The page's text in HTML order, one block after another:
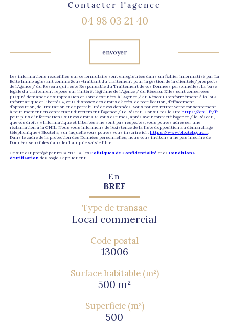
Contacter l'agence
04 98 03 21 40
envoyer
Les informations recueillies sur ce formulaire sont enregistrées dans un fichier informatisé par La
Boite Immo agissant comme Sous-traitant du traitement pour la gestion de la clientèle/prospects
de l'Agence / du Réseau qui reste Responsable du Traitement de vos Données personnelles. La base
légale du traitement repose sur l'intérêt légitime de l'Agence / du Réseau. Elles sont conservées
jusqu'à demande de suppression et sont destinées à l'Agence / au Réseau. Conformément à la loi «
informatique et libertés », vous disposez des droits d’accès, de rectification, d’effacement,
d’opposition, de limitation et de portabilité de vos données. Vous pouvez retirer votre consentement
à tout moment en contactant directement l’Agence / Le Réseau. Consultez le site https://cnil.fr/fr
pour plus d’informations sur vos droits. Si vous estimez, après avoir contacté l'Agence / le Réseau,
que vos droits « Informatique et Libertés » ne sont pas respectés, vous pouvez adresser une
réclamation à la CNIL. Nous vous informons de l’existence de la liste d'opposition au démarchage
téléphonique « Bloctel », sur laquelle vous pouvez vous inscrire ici : https://www.bloctel.gouv.fr
Dans le cadre de la protection des Données personnelles, nous vous invitons à ne pas inscrire de
Données sensibles dans le champ de saisie libre.
Ce site est protégé par reCAPTCHA, les Politiques de Confidentialité et es Conditions
d'utilisation de Google s'appliquent.
En
BREF
Type de transac
Local commercial
Code postal
13006
Surface habitable (m²)
500 m²
Superficie (m²)
500